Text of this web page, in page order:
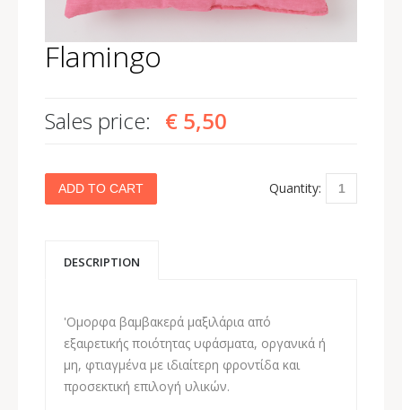
Flamingo
Sales price: € 5,50
Quantity:
DESCRIPTION
'Ομορφα βαμβακερά μαξιλάρια από
εξαιρετικής ποιότητας υφάσματα, οργανικά ή
μη, φτιαγμένα με ιδιαίτερη φροντίδα και
προσεκτική επιλογή υλικών.